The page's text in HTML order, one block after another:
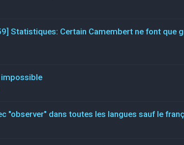
Statistiques: Certain Camembert ne font que
"observer" dans toutes les langues sauf le